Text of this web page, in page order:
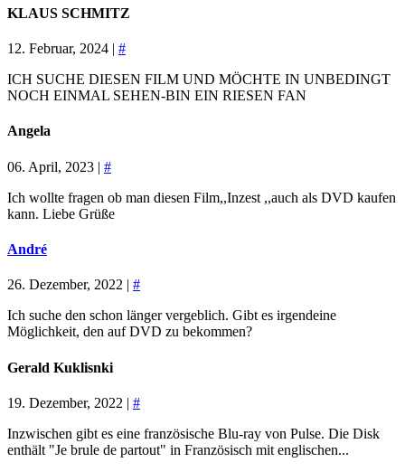
KLAUS SCHMITZ
12. Februar, 2024 | #
ICH SUCHE DIESEN FILM UND MÖCHTE IN UNBEDINGT
NOCH EINMAL SEHEN-BIN EIN RIESEN FAN
Angela
06. April, 2023 | #
Ich wollte fragen ob man diesen Film,,Inzest ,,auch als DVD kaufen
kann. Liebe Grüße
André
26. Dezember, 2022 | #
Ich suche den schon länger vergeblich. Gibt es irgendeine
Möglichkeit, den auf DVD zu bekommen?
Gerald Kuklisnki
19. Dezember, 2022 | #
Inzwischen gibt es eine französische Blu-ray von Pulse. Die Disk
enthält "Je brule de partout" in Französisch mit englischen...